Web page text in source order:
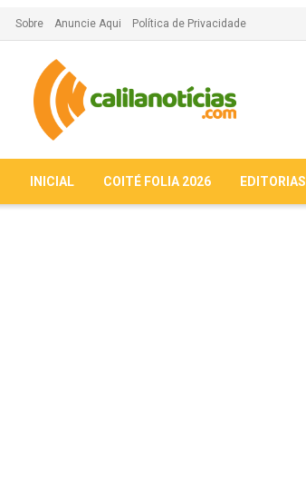
Sobre Anuncie Aqui Política de Privacidade
INICIAL COITÉ FOLIA 2026 EDITORIAS